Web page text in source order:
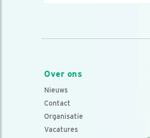
Over ons
Nieuws
Contact
Organisatie
Vacatures